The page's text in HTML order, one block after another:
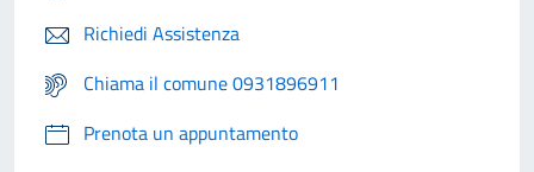
Richiedi Assistenza
Chiama il comune 0931896911
Prenota un appuntamento